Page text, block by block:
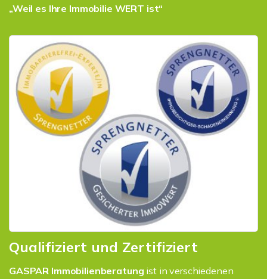
„Weil es Ihre Immobilie WERT ist“
Qualifiziert und Zertifiziert
GASPAR Immobilienberatung ist in verschiedenen